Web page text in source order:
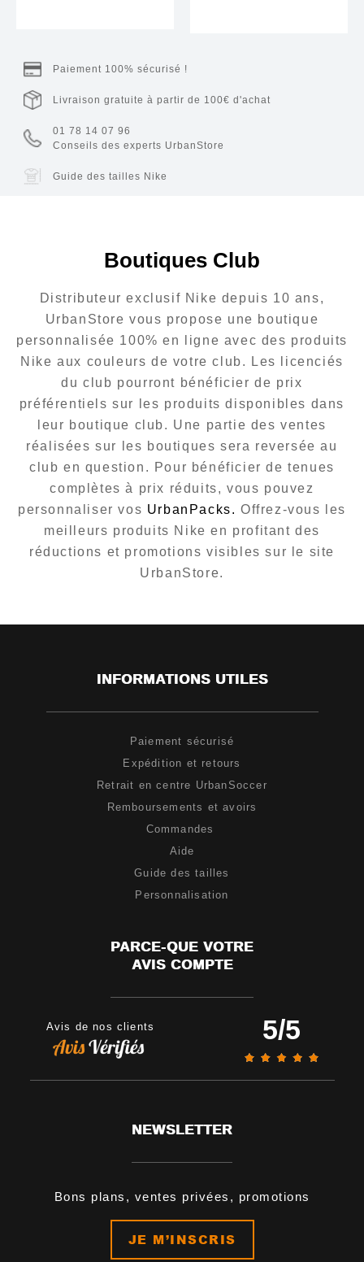
Paiement 100% sécurisé !
Livraison gratuite à partir de 100€ d'achat
01 78 14 07 96
Conseils des experts UrbanStore
Guide des tailles Nike
Boutiques Club
Distributeur exclusif Nike depuis 10 ans,
UrbanStore vous propose une boutique
personnalisée 100% en ligne avec des produits
Nike aux couleurs de votre club. Les licenciés
du club pourront bénéficier de prix
préférentiels sur les produits disponibles dans
leur boutique club. Une partie des ventes
réalisées sur les boutiques sera reversée au
club en question. Pour bénéficier de tenues
complètes à prix réduits, vous pouvez
personnaliser vos UrbanPacks. Offrez-vous les
meilleurs produits Nike en profitant des
réductions et promotions visibles sur le site
UrbanStore.
INFORMATIONS UTILES
Paiement sécurisé
Expédition et retours
Retrait en centre UrbanSoccer
Remboursements et avoirs
Commandes
Aide
Guide des tailles
Personnalisation
PARCE-QUE VOTRE
AVIS COMPTE
Avis de nos clients 5/5
NEWSLETTER
Bons plans, ventes privées, promotions
JE M’INSCRIS